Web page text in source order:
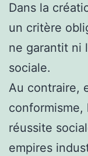
Dans la
un critère
ne garantit ni
sociale.
Au contraire,
conformisme,
réussite
empires